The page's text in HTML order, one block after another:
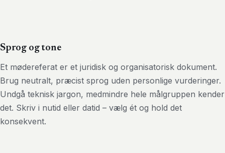
Sprog og tone
Et mødereferat er et juridisk og organisatorisk dokument.
Brug neutralt, præcist sprog uden personlige vurderinger.
Undgå teknisk jargon, medmindre hele målgruppen kender
det. Skriv i nutid eller datid – vælg ét og hold det
konsekvent.